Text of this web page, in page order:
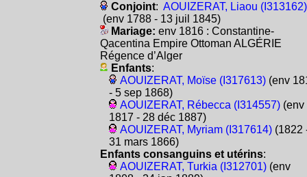
Conjoint: AOUIZERAT, Liaou (I313162)
(env 1788 - 13 juil 1845)
Mariage: env 1816 : Constantine-
Qacentina Empire Ottoman ALGÉRIE
Régence d’Alger
Enfants:
AOUIZERAT, Moïse (I317613)(env
- 5 sep 1868)
AOUIZERAT, Rébecca (I314557)(env
1817 - 28 déc 1887)
AOUIZERAT, Myriam (I317614)(1822
31 mars 1866)
Enfants consanguins et utérins:
AOUIZERAT, Turkia (I312701)(env